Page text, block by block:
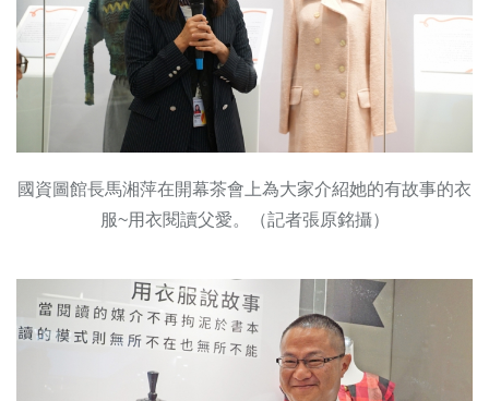
國資圖館長馬湘萍在開幕茶會上為大家介紹她的有故事的衣
服~用衣閱讀父愛。（記者張原銘攝）